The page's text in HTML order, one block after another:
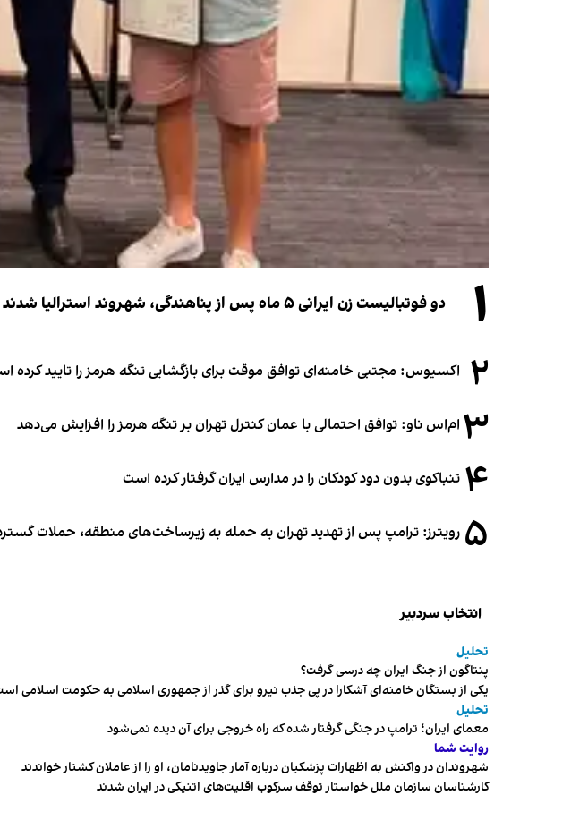
۱ دو فوتبالیست زن ایرانی ۵ ماه پس از پناهندگی، شهروند استرالیا شدند
۲ اکسیوس: مجتبی خامنه‌ای توافق موقت برای بازگشایی تنگه هرمز را تایید کرده
۳ ام‌اس ناو: توافق احتمالی با عمان کنترل تهران بر تنگه هرمز را افزایش می‌دهد
۴ تنباکوی بدون دود کودکان را در مدارس ایران گرفتار کرده است
۵ رویترز: ترامپ پس از تهدید تهران به حمله به زیرساخت‌های منطقه، حملات
انتخاب سردبیر
تحلیل
پنتاگون از جنگ ایران چه درسی گرفت؟
یکی از بستگان خامنه‌ای آشکارا در پی جذب نیرو برای گذر از جمهوری اسلامی به حکومت اسلامی
تحلیل
معمای ایران؛ ترامپ در جنگی گرفتار شده که راه خروجی برای آن دیده نمی‌شود
روایت شما
شهروندان در واکنش به اظهارات پزشکیان درباره آمار جاویدنامان، او را از عاملان کشتار خواندند
کارشناسان سازمان ملل خواستار توقف سرکوب اقلیت‌های اتنیکی در ایران شدند